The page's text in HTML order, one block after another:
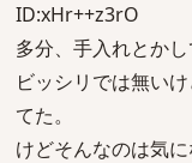
ID:xHr++z3rO
多分、手入れとかし
ビッシリでは無い
てた。
けどそんなのは気に